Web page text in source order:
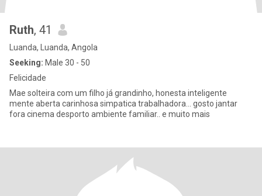
Ruth, 41
Luanda, Luanda, Angola
Seeking: Male 30 - 50
Felicidade
Mae solteira com um filho já grandinho, honesta inteligente
mente aberta carinhosa simpatica trabalhadora... gosto jantar
fora cinema desporto ambiente familiar.. e muito mais